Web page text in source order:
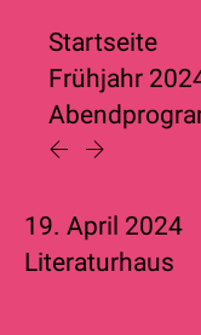
Startseite
Frühjahr
19. April 2024
Literaturhaus